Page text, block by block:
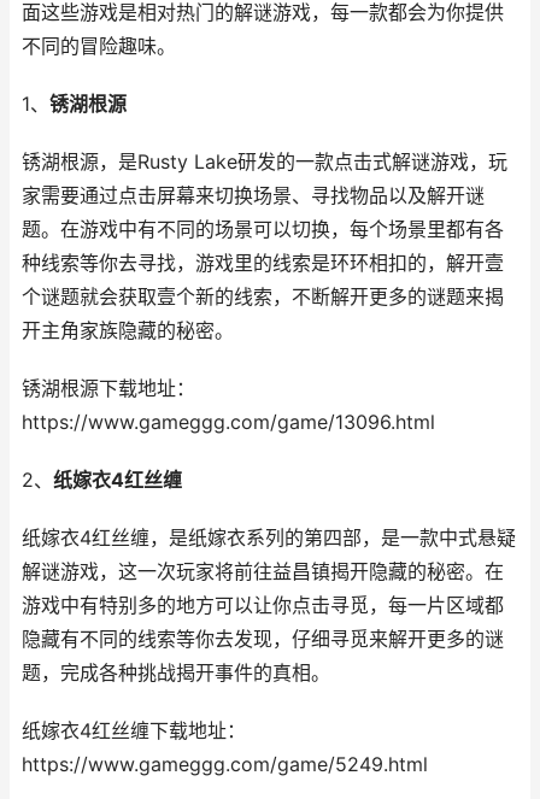
面这些游戏是相对热门的解谜游戏，每一款都会为你提供
不同的冒险趣味。
1、 锈湖根源
锈湖根源，是Rusty Lake研发的一款点击式解谜游戏，玩
家需要通过点击屏幕来切换场景、寻找物品以及解开谜
题。在游戏中有不同的场景可以切换，每个场景里都有各
种线索等你去寻找，游戏里的线索是环环相扣的，解开壹
个谜题就会获取壹个新的线索，不断解开更多的谜题来揭
开主角家族隐藏的秘密。
锈湖根源下载地址：
https://www.gameggg.com/game/13096.html
2、 纸嫁衣4红丝缠
纸嫁衣4红丝缠，是纸嫁衣系列的第四部，是一款中式悬疑
解谜游戏，这一次玩家将前往益昌镇揭开隐藏的秘密。在
游戏中有特别多的地方可以让你点击寻觅，每一片区域都
隐藏有不同的线索等你去发现，仔细寻觅来解开更多的谜
题，完成各种挑战揭开事件的真相。
纸嫁衣4红丝缠下载地址：
https://www.gameggg.com/game/5249.html